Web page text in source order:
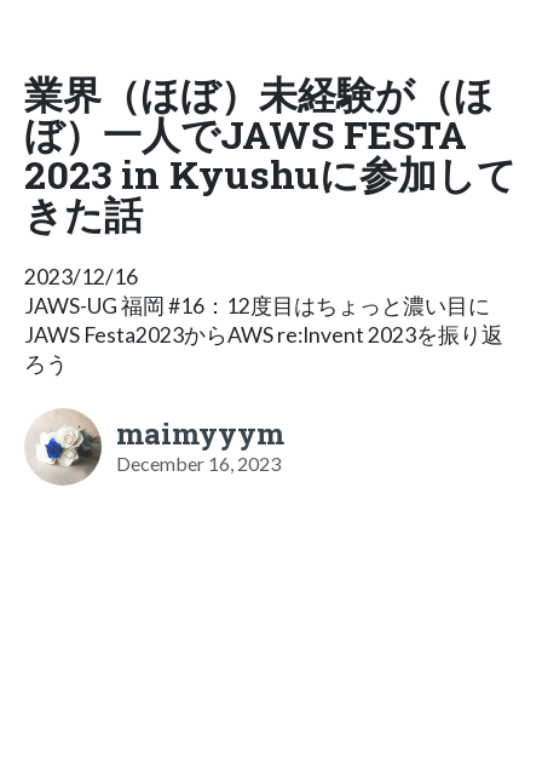
業界（ほぼ）未経験が（ほ
ぼ）一人でJAWS FESTA
2023 in Kyushuに参加して
きた話
2023/12/16
JAWS-UG 福岡 #16：12度目はちょっと濃い目に
JAWS Festa2023からAWS re:Invent 2023を振り返
ろう
maimyyym
December 16, 2023